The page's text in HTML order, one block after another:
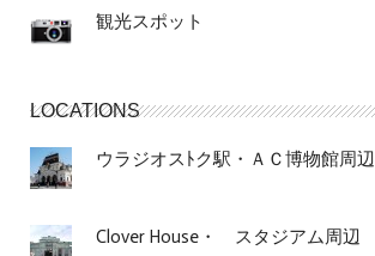
観光スポット
LOCATIONS
ウラジオスﾄク駅・ＡＣ博物館周辺
Clover House・ スタジアム周辺